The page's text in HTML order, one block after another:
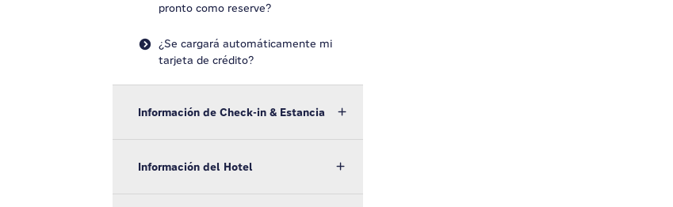
pronto como reserve?
¿Se cargará automáticamente mi
tarjeta de crédito?
Información de Check-in & Estancia
Información del Hotel